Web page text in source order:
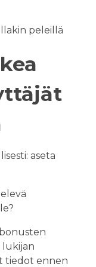
peleillä
aseta
lukijan
tiedot ennen